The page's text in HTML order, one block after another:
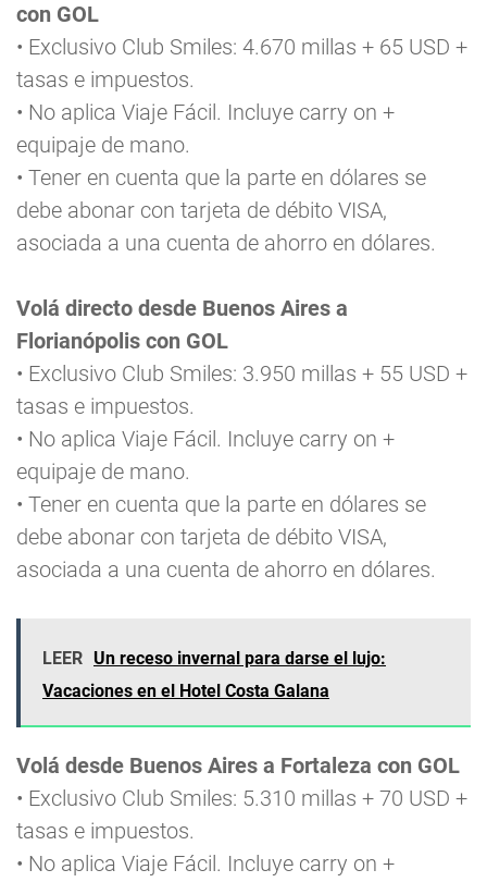
con GOL
• Exclusivo Club Smiles: 4.670 millas + 65 USD +
tasas e impuestos.
• No aplica Viaje Fácil. Incluye carry on +
equipaje de mano.
• Tener en cuenta que la parte en dólares se
debe abonar con tarjeta de débito VISA,
asociada a una cuenta de ahorro en dólares.
Volá directo desde Buenos Aires a
Florianópolis con GOL
• Exclusivo Club Smiles: 3.950 millas + 55 USD +
tasas e impuestos.
• No aplica Viaje Fácil. Incluye carry on +
equipaje de mano.
• Tener en cuenta que la parte en dólares se
debe abonar con tarjeta de débito VISA,
asociada a una cuenta de ahorro en dólares.
LEER Un receso invernal para darse el lujo:
Vacaciones en el Hotel Costa Galana
Volá desde Buenos Aires a Fortaleza con GOL
• Exclusivo Club Smiles: 5.310 millas + 70 USD +
tasas e impuestos.
• No aplica Viaje Fácil. Incluye carry on +